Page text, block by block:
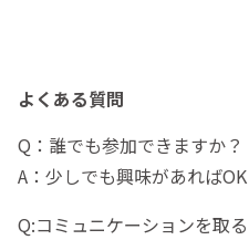
よくある質問
Q：誰でも参加できますか？
A：少しでも興味があれば
Q:コミュニケーションを取